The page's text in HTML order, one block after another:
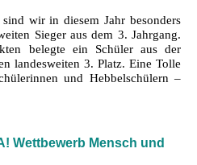
wir in diesem Jahr besonders
Sieger aus dem 3. Jahrgang.
belegte ein Schüler aus der
landesweiten 3. Platz. Eine Tolle
und Hebbelschülern –
Wettbewerb Mensch und